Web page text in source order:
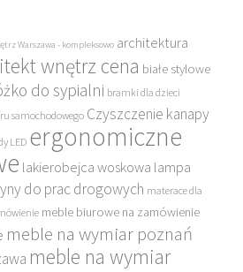
Warszawa - kompleksowo architektura
wnętrz cena białe stylowe
do sypialni bramki dla dzieci
samochodowego Czyszczenie kanapy
LED ergonomiczne
lakierobejca woskowa lampa
do prac drogowych materace dla
meble biurowe na zamówienie
meble na wymiar poznań
meble na wymiar